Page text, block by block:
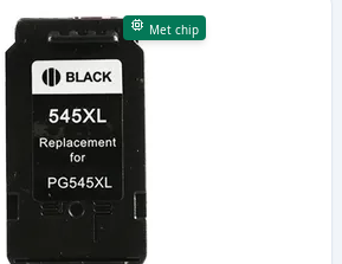
Met chip